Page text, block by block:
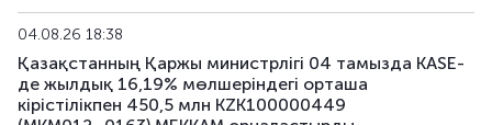
US197_2802 US91282CGP05 аралас
US198_2804 US91282CMW81 аралас
US199_2808 US91282CNU17
04.08.26 18:38
Қазақстанның Қаржы министрлігі 04 тамызда KASE-
де жылдық 16,19% мөлшеріндегі орташа
кірістілікпен 450,5 млн KZK100000449